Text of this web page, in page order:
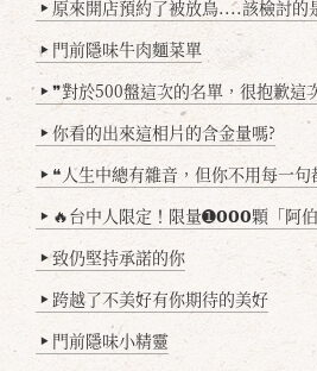
▶ 原來開店預約了被放鳥....該檢討的
▶ 門前隱味牛肉麵菜單
▶ ❞對於500盤這次的名單，很抱歉這
▶ 你看的出來這相片的含金量嗎?
▶ ❝人生中總有雜音，但你不用每一句
▶ 🔥台中人限定！限量➊𝟬𝟬𝟬顆「阿伯手工啵啵魚卵爆擊蛋餃」台北已
▶ 致仍堅持承諾的你
▶ 跨越了不美好有你期待的美好
▶ 門前隱味小精靈